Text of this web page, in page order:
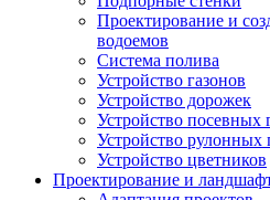
Проектирование и
водоемов
Система полива
Устройство газонов
Устройство дорожек
Устройство посевных
Устройство рулонных
Устройство цветников
Проектирование и